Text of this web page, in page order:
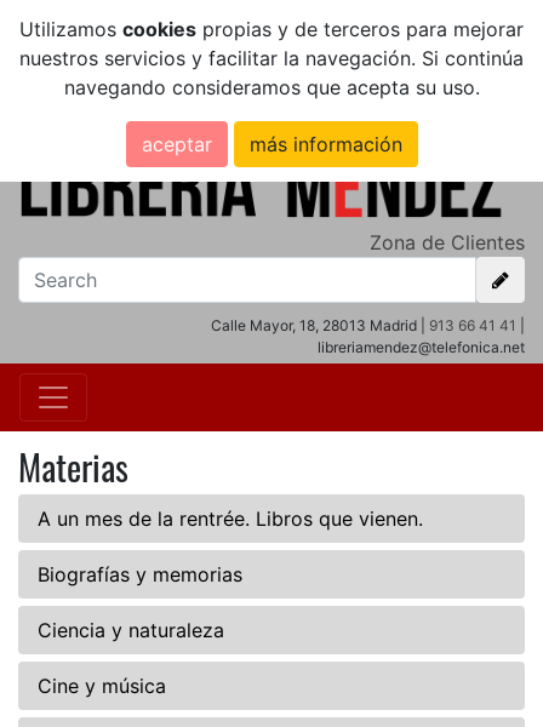
Utilizamos cookies propias y de terceros para mejorar
nuestros servicios y facilitar la navegación. Si continúa
navegando consideramos que acepta su uso.
aceptar más información
Zona de Clientes
Calle Mayor, 18, 28013 Madrid | 913 66 41 41
libreriamendez@telefonica.net
Materias
A un mes de la rentrée. Libros que vienen.
Biografías y memorias
Ciencia y naturaleza
Cine y música